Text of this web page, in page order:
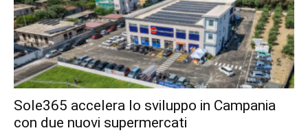
Sole365 accelera lo sviluppo in Campania
con due nuovi supermercati